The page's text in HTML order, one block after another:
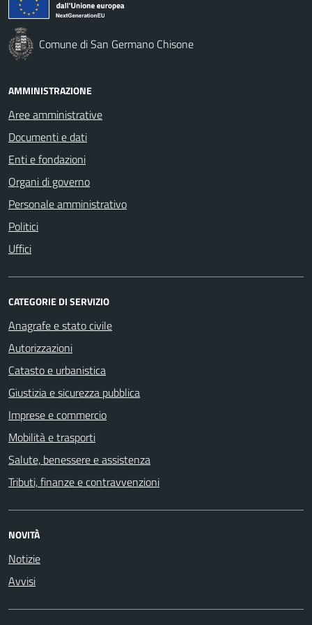
Comune di San Germano Chisone
AMMINISTRAZIONE
Aree amministrative
Documenti e dati
Enti e fondazioni
Organi di governo
Personale amministrativo
Politici
Uffici
CATEGORIE DI SERVIZIO
Anagrafe e stato civile
Autorizzazioni
Catasto e urbanistica
Giustizia e sicurezza pubblica
Imprese e commercio
Mobilità e trasporti
Salute, benessere e assistenza
Tributi, finanze e contravvenzioni
NOVITÀ
Notizie
Avvisi